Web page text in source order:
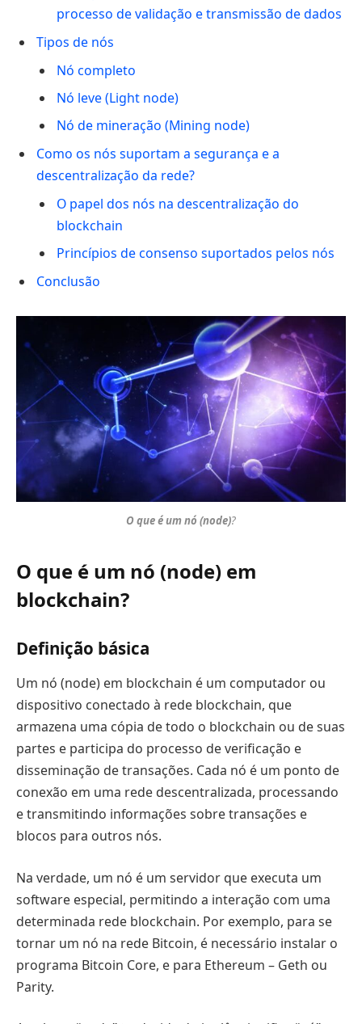
processo de validação e transmissão de dados
Tipos de nós
Nó completo
Nó leve (Light node)
Nó de mineração (Mining node)
Como os nós suportam a segurança e a
descentralização da rede?
O papel dos nós na descentralização do
blockchain
Princípios de consenso suportados pelos nós
Conclusão
O que é um nó (node)?
O que é um nó (node) em
blockchain?
Definição básica
Um nó (node) em blockchain é um computador ou
dispositivo conectado à rede blockchain, que
armazena uma cópia de todo o blockchain ou de suas
partes e participa do processo de verificação e
disseminação de transações. Cada nó é um ponto de
conexão em uma rede descentralizada, processando
e transmitindo informações sobre transações e
blocos para outros nós.
Na verdade, um nó é um servidor que executa um
software especial, permitindo a interação com uma
determinada rede blockchain. Por exemplo, para se
tornar um nó na rede Bitcoin, é necessário instalar o
programa Bitcoin Core, e para Ethereum – Geth ou
Parity.